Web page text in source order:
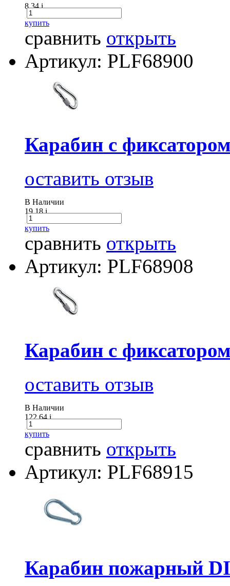
8.34i
купить
сравнить открыть
Артикул: PLF68900
Карабин с
оставить отзыв
В Наличии
19.18i
купить
сравнить открыть
Артикул: PLF68908
Карабин с
оставить отзыв
В Наличии
122.64i
купить
сравнить открыть
Артикул: PLF68915
Карабин пожарный